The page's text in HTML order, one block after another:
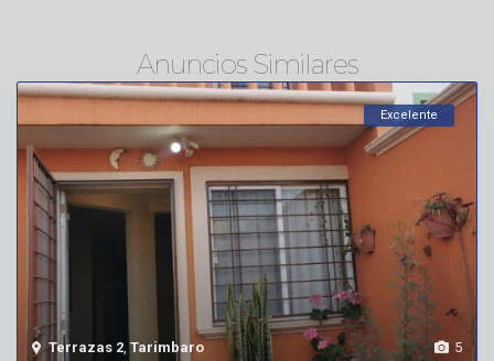
Anuncios Similares
5
Terrazas 2 Tarimbaro
Excelente